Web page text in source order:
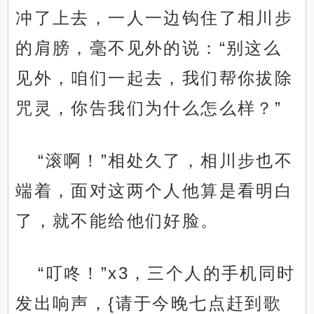
冲了上去，一人一边钩住了相川步
的肩膀，毫不见外的说：“别这么
见外，咱们一起去，我们帮你拔除
咒灵，你告我们为什么怎么样？”
“滚啊！”相处久了，相川步也不
端着，面对这两个人他算是看明白
了，就不能给他们好脸。
“叮咚！”x3，三个人的手机同时
发出响声，{请于今晚七点赶到歌